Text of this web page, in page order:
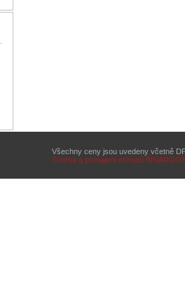
Všechny ceny jsou uvedeny včetně
Tvorba a pronájem eshopů